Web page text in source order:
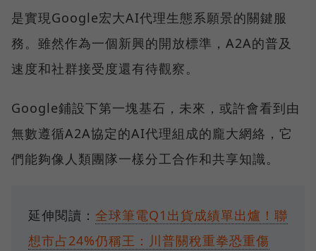
是實現Google宏大AI代理生態系願景的關鍵服
務。雖然作為一個新興的開放標準，A2A的普及
速度和社群接受度還有待觀察。
Google鋪設下第一塊基石，未來，或許會看到由
無數遵循A2A協定的AI代理組成的龐大網絡，它
們能夠像人類團隊一樣分工合作和共享知識。
延伸閱讀： 全球筆電Q1出貨成績單出爐！聯
想市占24%仍稱王：川普關稅重拳恐重傷